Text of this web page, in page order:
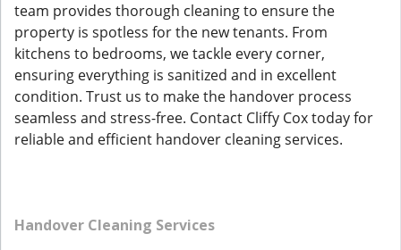
team provides thorough cleaning to ensure the
property is spotless for the new tenants. From
kitchens to bedrooms, we tackle every corner,
ensuring everything is sanitized and in excellent
condition. Trust us to make the handover process
seamless and stress-free. Contact Cliffy Cox today for
reliable and efficient handover cleaning services.
Handover Cleaning Services